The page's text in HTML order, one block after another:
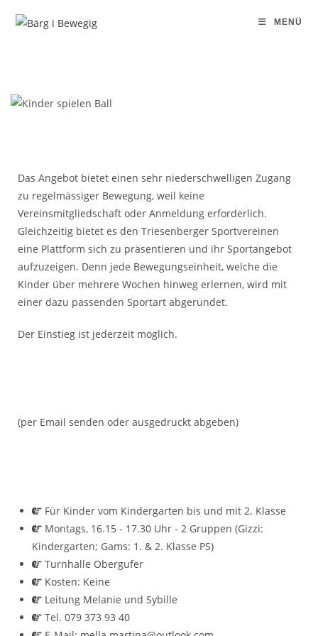
MENÜ
Das Angebot bietet einen sehr niederschwelligen Zugang
zu regelmässiger Bewegung, weil keine
Vereinsmitgliedschaft oder Anmeldung erforderlich.
Gleichzeitig bietet es den Triesenberger Sportvereinen
eine Plattform sich zu präsentieren und ihr Sportangebot
aufzuzeigen. Denn jede Bewegungseinheit, welche die
Kinder über mehrere Wochen hinweg erlernen, wird mit
einer dazu passenden Sportart abgerundet.
Der Einstieg ist jederzeit möglich.
(per Email senden oder ausgedruckt abgeben)
Für Kinder vom Kindergarten bis und mit 2. Klasse
Montags, 16.15 - 17.30 Uhr - 2 Gruppen (Gizzi:
Kindergarten; Gams: 1. & 2. Klasse PS)
Turnhalle Obergufer
Kosten: Keine
⁠Leitung Melanie und Sybille
Tel. 079 373 93 40